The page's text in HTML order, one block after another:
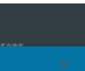
库存搜索